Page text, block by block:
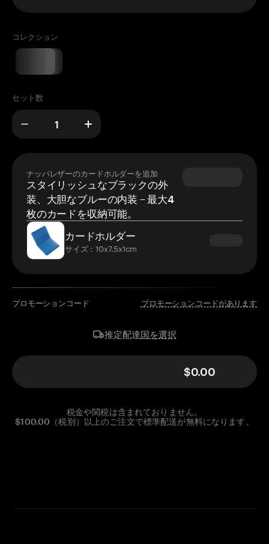
コレクション
セット数
ナッパレザーのカードホルダーを追加
スタイリッシュなブラックの外
装、大胆なブルーの内装 – 最大4
枚のカードを収納可能。
カードホルダー
サイズ：10x7.5x1cm
プロモーションコード プロモーションコードがあります
推定配達国を選択
$0.00
税金や関税は含まれておりません。
$100.00（税別）以上のご注文で標準配送が無料になります。